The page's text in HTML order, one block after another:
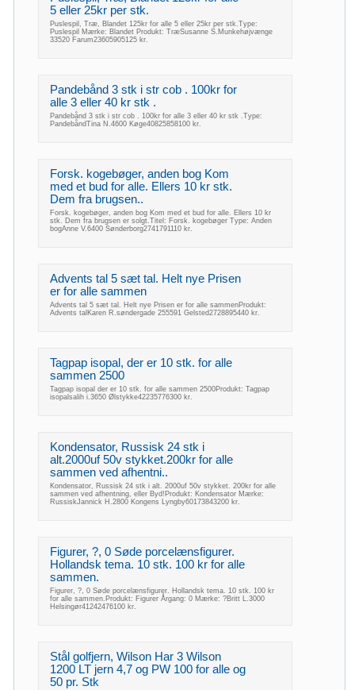
5 eller 25kr per stk.
Puslespil, Træ, Blandet 125kr for alle 5 eller 25kr per stk.Type:
Puslespil Mærke: Blandet Produkt: TræSusanne S.Munkehøjvænge
33520 Farum23605905125 kr.
Pandebånd 3 stk i str cob . 100kr for
alle 3 eller 40 kr stk .
Pandebånd 3 stk i str cob . 100kr for alle 3 eller 40 kr stk .Type:
PandebåndTina N.4600 Køge40825858100 kr.
Forsk. kogebøger, anden bog Kom
med et bud for alle. Ellers 10 kr stk.
Dem fra brugsen..
Forsk. kogebøger, anden bog Kom med et bud for alle. Ellers 10 kr
stk. Dem fra brugsen er solgt.Titel: Forsk. kogebøger Type: Anden
bogAnne V.6400 Sønderborg2741791110 kr.
Advents tal 5 sæt tal. Helt nye Prisen
er for alle sammen
Advents tal 5 sæt tal. Helt nye Prisen er for alle sammenProdukt:
Advents talKaren R.søndergade 255591 Gelsted2728895440 kr.
Tagpap isopal, der er 10 stk. for alle
sammen 2500
Tagpap isopal der er 10 stk. for alle sammen 2500Produkt: Tagpap
isopalsalih i.3650 Ølstykke42235776300 kr.
Kondensator, Russisk 24 stk i
alt.2000uf 50v stykket.200kr for alle
sammen ved afhentni..
Kondensator, Russisk 24 stk i alt. 2000uf 50v stykket. 200kr for alle
sammen ved afhentning, eller Byd!Produkt: Kondensator Mærke:
RussiskJannick H.2800 Kongens Lyngby60173843200 kr.
Figurer, ?, 0 Søde porcelænsfigurer.
Hollandsk tema. 10 stk. 100 kr for alle
sammen.
Figurer, ?, 0 Søde porcelænsfigurer. Hollandsk tema. 10 stk. 100 kr
for alle sammen.Produkt: Figurer Årgang: 0 Mærke: ?Britt L.3000
Helsingør41242476100 kr.
Stål golfjern, Wilson Har 3 Wilson
1200 LT jern 4,7 og PW 100 for alle og
50 pr. Stk